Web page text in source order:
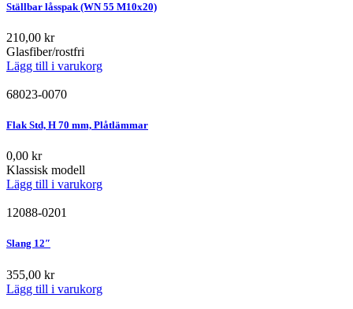
Ställbar låsspak (WN 55 M10x20)
210,00 kr
Glasfiber/rostfri
Lägg till i varukorg
68023-0070
Flak Std, H 70 mm, Plåtlämmar
0,00 kr
Klassisk modell
Lägg till i varukorg
12088-0201
Slang 12″
355,00 kr
Lägg till i varukorg